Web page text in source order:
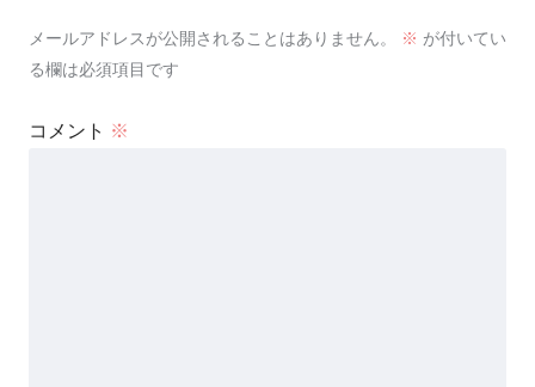
メールアドレスが公開されることはありません。 ※ が付いてい
る欄は必須項目です
コメント ※